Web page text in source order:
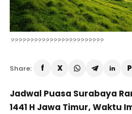
????????????????????????
Share:
Jadwal Puasa Surabaya
1441 H Jawa Timur, Waktu